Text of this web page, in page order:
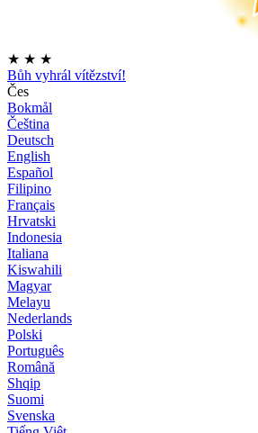
★ ★ ★
Bůh vyhrál vítězství!
Čes
Bokmål
Čeština
Deutsch
English
Español
Filipino
Français
Hrvatski
Indonesia
Italiana
Kiswahili
Magyar
Melayu
Nederlands
Polski
Português
Română
Shqip
Suomi
Svenska